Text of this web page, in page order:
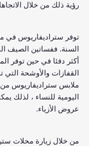
رؤية ذلك من خلال
توفر ستراديفاريوس في
السنة. ففساتين الصيف
أكثر دفئا في حين توفر
القفازات والأوشحة التي
ملابس ستراديفاريوس من
اليومية للنساء ، لذلك
عروض الأزياء.
من خلال زيارة محلات